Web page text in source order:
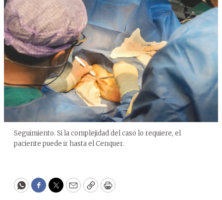
Seguimiento. Si la complejidad del caso lo requiere, el
paciente puede ir hasta el Cenquer.
WhatsApp
Facebook
Twitter
EmailCopyPrint